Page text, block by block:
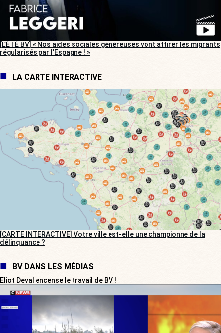
[L’ÉTÉ BV] « Nos aides sociales généreuses vont attirer les migrants
régularisés par l’Espagne ! »
LA CARTE INTERACTIVE
[CARTE INTERACTIVE] Votre ville est-elle une championne de la
délinquance ?
BV DANS LES MÉDIAS
Eliot Deval encense le travail de BV !